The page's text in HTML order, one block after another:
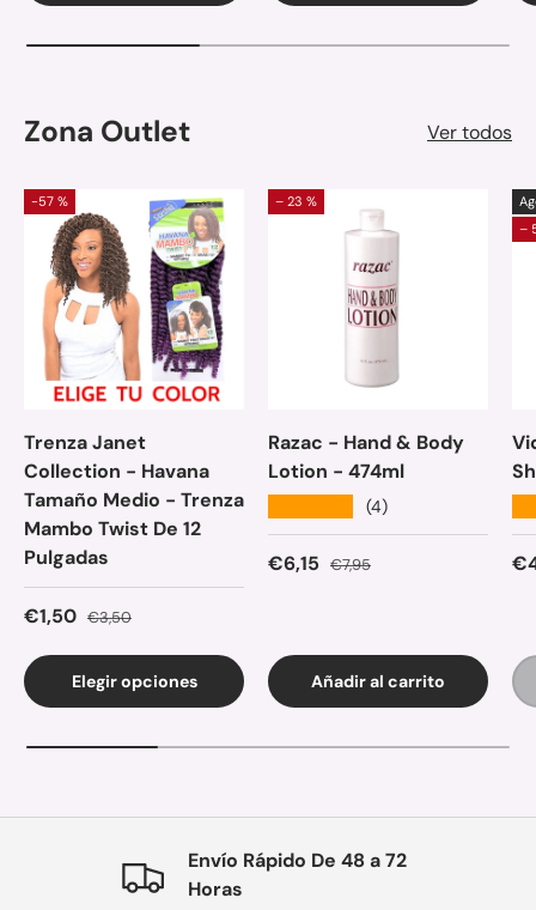
Zona Outlet Ver todos
-57 %
Trenza Janet
Collection - Havana
Tamaño Medio - Trenza
Mambo Twist De 12
Pulgadas
Precio de venta
€1,50 Precio normal
€3,50
Elegir opciones
– 23 %
Razac - Hand & Body
Lotion - 474ml
(4)
Precio de venta
€6,15 Precio normal
€7,95
Añadir al carrito
–
Envío Rápido De 48 a 72
Horas